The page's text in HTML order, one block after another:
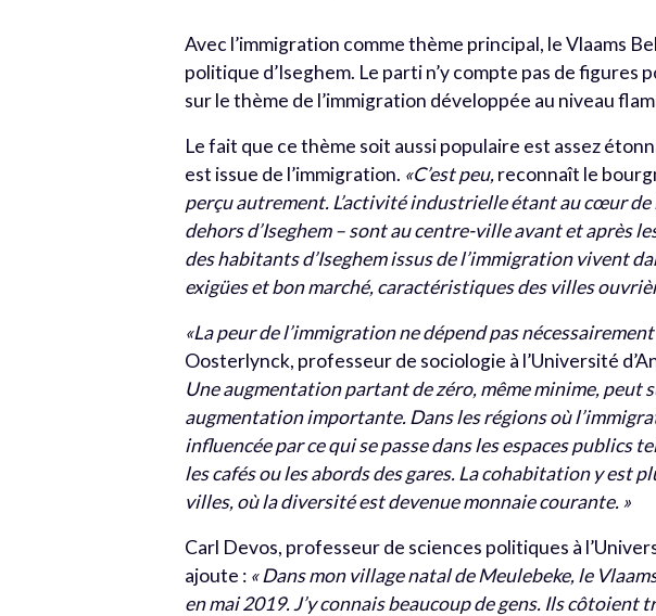
Avec l’immigration comme thème principal, le Vlaams
politique d’Iseghem. Le parti n’y compte pas de
sur le thème de l’immigration développée au niveau
Le fait que ce thème soit aussi populaire est assez
est issue de l’immigration. «C’est peu,reconnaît le
perçu autrement. L’activité industrielle étant au cœur
dehors d’Iseghem – sont au centre-ville avant et après
des habitants d’Iseghem issus de l’immigration vivent
exigües et bon marché, caractéristiques des villes
«La peur de l’immigration ne dépend pas
Oosterlynck, professeur de sociologie à l’Université
Une augmentation partant de zéro, même minime, peut
augmentation importante. Dans les régions où
influencée par ce qui se passe dans les espaces publics
les cafés ou les abords des gares. La cohabitation y est
villes, où la diversité est devenue monnaie courante. »
Carl Devos, professeur de sciences politiques à
ajoute : « Dans mon village natal de Meulebeke, le
en mai 2019. J’y connais beaucoup de gens. Ils côtoient